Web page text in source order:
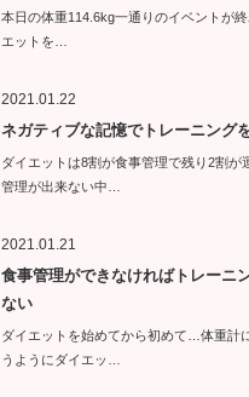
本日の体重114.6kg一通りのイベントが
エットを…
2021.01.22
ネガティブな記憶でトレーニング
ダイエットは8割が食事管理で残り2割が
管理が出来ない中…
2021.01.21
食事管理ができなければトレーニ
ない
ダイエットを始めてから初めて…体重計
うようにダイエッ…